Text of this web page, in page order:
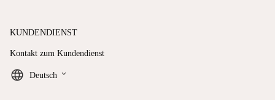
KUNDENDIENST
Kontakt zum Kundendienst
Deutsch keyboard_arrow_down